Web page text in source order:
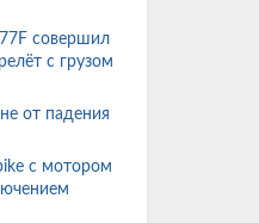
совершил
с грузом
от падения
с мотором